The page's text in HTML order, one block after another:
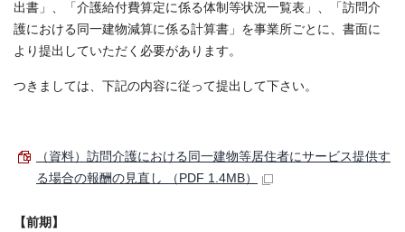
出書」、「介護給付費算定に係る体制等状況一覧表」、「訪問介
護における同一建物減算に係る計算書」を事業所ごとに、書面に
より提出していただく必要があります。
つきましては、下記の内容に従って提出して下さい。
（資料）訪問介護における同一建物等居住者にサービス提供す
る場合の報酬の見直し （PDF 1.4MB）
【前期】